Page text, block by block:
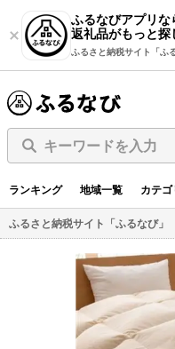
ふるなびアプリな
返礼品がもっと探
ふるさと納税サイト「ふ
キーワードを入力
ランキング 地域一覧 カテゴ
ふるさと納税サイト「ふるなび」